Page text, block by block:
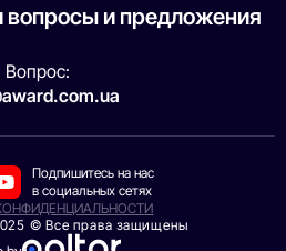
вопросы и предложения
Вопрос:
Подпишитесь на нас
в социальных сетях
© Все права защищены